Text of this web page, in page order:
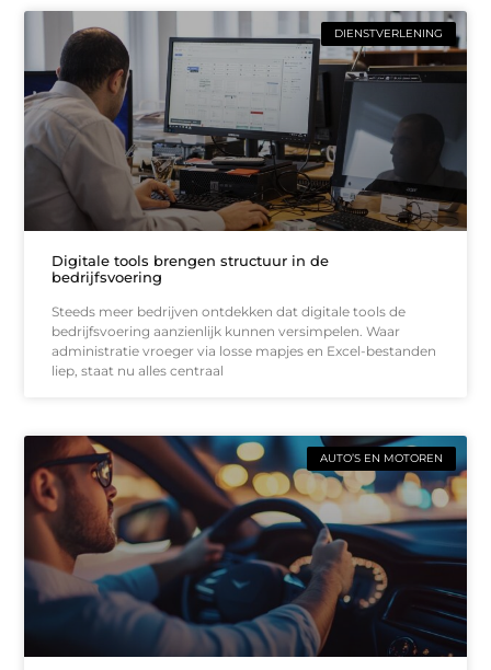
DIENSTVERLENING
Digitale tools brengen structuur in de
bedrijfsvoering
Steeds meer bedrijven ontdekken dat digitale tools de
bedrijfsvoering aanzienlijk kunnen versimpelen. Waar
administratie vroeger via losse mapjes en Excel-bestanden
liep, staat nu alles centraal
AUTO’S EN MOTOREN